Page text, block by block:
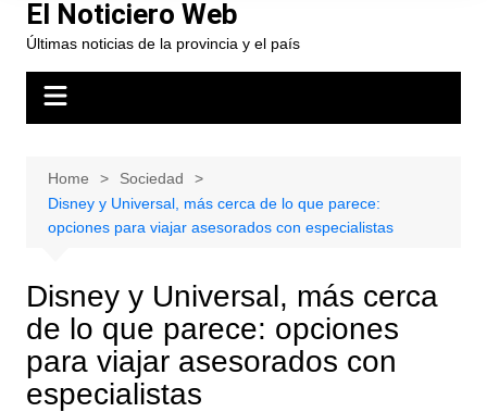
El Noticiero Web
Últimas noticias de la provincia y el país
Home
Sociedad
Disney y Universal, más cerca de lo que parece:
opciones para viajar asesorados con especialistas
Disney y Universal, más cerca
de lo que parece: opciones
para viajar asesorados con
especialistas